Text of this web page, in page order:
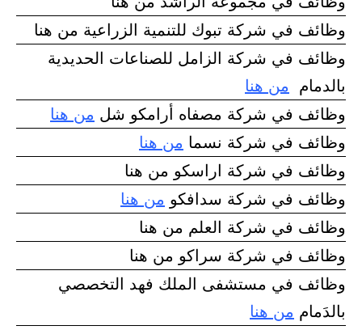
وظائف في شركة تبوك للتنمية الزراعية من هنا
وظائف في شركة الزامل للصناعات الحديدية
بالدمام من هنا
وظائف في شركة مصفاه أرامكو شل من هنا
وظائف في شركة نسما من هنا
وظائف في شركة اراسكو من هنا
وظائف في شركة سدافكو من هنا
وظائف في شركة العلم من هنا
وظائف في شركة سراكو من هنا
وظائف في مستشفى الملك فهد التخصصي
بالدَمام من هنا